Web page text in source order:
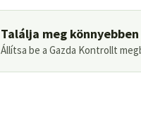
Találja meg
Állítsa be a Gazda Kontrollt